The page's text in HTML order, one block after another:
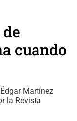
cuando
Martínez
la Revista